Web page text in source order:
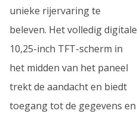
unieke rijervaring te
beleven. Het volledig digitale
10,25-inch TFT-scherm in
het midden van het paneel
trekt de aandacht en biedt
toegang tot de gegevens en